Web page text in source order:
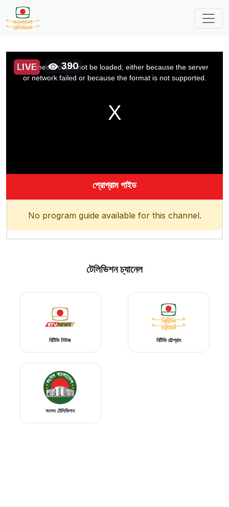
modal
window.
The media could not be loaded, either because the server
or network failed or because the format is not supported.
LIVE 390
প্রোগ্রাম গাইড
No program guide available for this channel.
টেলিভিশন চ্যানেল
বিটিভি নিউজ বিটিভি চট্টগ্রাম
সংসদ টেলিভিশন